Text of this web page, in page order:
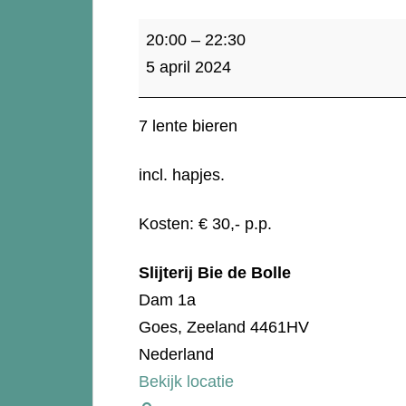
april:
is
lente
de
ogen...."
20:00 – 22:30
5 april 2024
7 lente bieren
incl. hapjes.
Kosten: € 30,- p.p.
Slijterij Bie de Bolle
Dam 1a
Goes, Zeeland 4461HV
Nederland
Bekijk locatie